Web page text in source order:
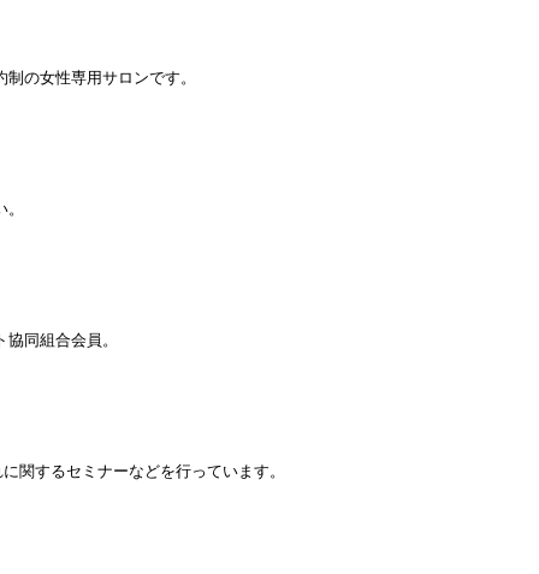
の女性専用サロンです。
同組合会員。
関するセミナーなどを行っています。